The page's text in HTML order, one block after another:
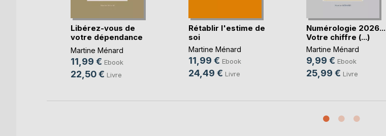
Libérez-vous de
votre dépendance
à(...)
Martine Ménard
11,99 € Ebook
22,50 € Livre
Rétablir l'estime de
soi
Martine Ménard
11,99 € Ebook
24,49 € Livre
Numérologie 2026...
Votre chiffre (...)
Martine Ménard
9,99 € Ebook
25,99 € Livre